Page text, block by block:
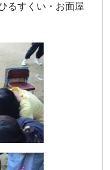
るすくい・お面屋